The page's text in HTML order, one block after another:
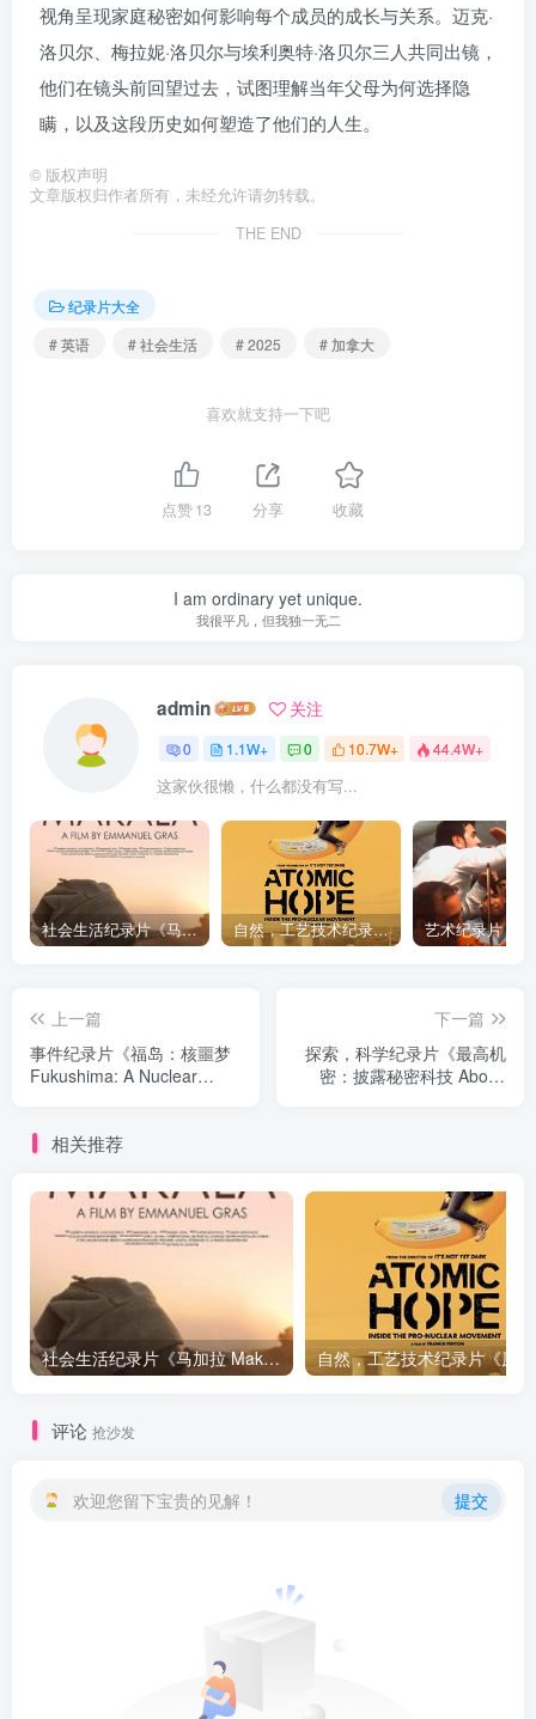
视角呈现家庭秘密如何影响每个成员的成长与关系。迈克·
洛贝尔、梅拉妮·洛贝尔与埃利奥特·洛贝尔三人共同出镜，
他们在镜头前回望过去，试图理解当年父母为何选择隐
瞒，以及这段历史如何塑造了他们的人生。
© 版权声明
文章版权归作者所有，未经允许请勿转载。
THE END
纪录片大全
# 英语
# 社会生活 # 2025 # 加拿大
喜欢就支持一下吧
点赞13 分享 收藏
I am ordinary yet unique.
我很平凡，但我独一无二
admin 关注
0 1.1W+ 0 10.7W+ 44.4W+
这家伙很懒，什么都没有写...
社会生活纪录片《马加拉 Makala》下载 自然，工艺技术纪录片《原子能的希望 Atomic Hope – Inside the Pro-Nuclear Movement》下载
上一篇
事件纪录片《福岛：核噩梦
Fukushima: A Nuclear
下一篇
探索，科学纪录片《最高机
密：披露秘密科技 Above
相关推荐
社会生活纪录片《马加拉 Makala》下载
评论 抢沙发
欢迎您留下宝贵的见解！ 提交